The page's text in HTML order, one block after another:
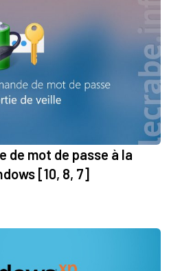
de mot de passe à la
[10, 8, 7]